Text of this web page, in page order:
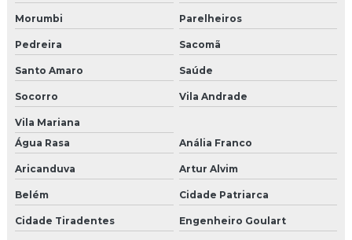
Morumbi Parelheiros
Pedreira Sacomã
Santo Amaro Saúde
Socorro Vila Andrade
Vila Mariana
Água Rasa
Anália Franco
Aricanduva Artur Alvim
Belém Cidade Patriarca
Cidade Tiradentes Engenheiro Goulart